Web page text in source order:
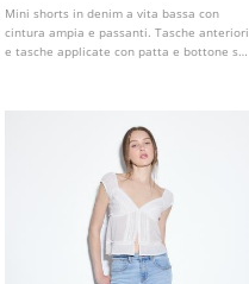
Mini shorts in denim a vita bassa con
cintura ampia e passanti. Tasche anteriori
e tasche applicate con patta e bottone sul